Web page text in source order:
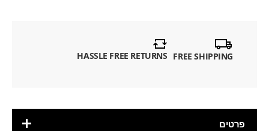
FREE SHIPPING
HASSLE FREE RETURNS
פרטים